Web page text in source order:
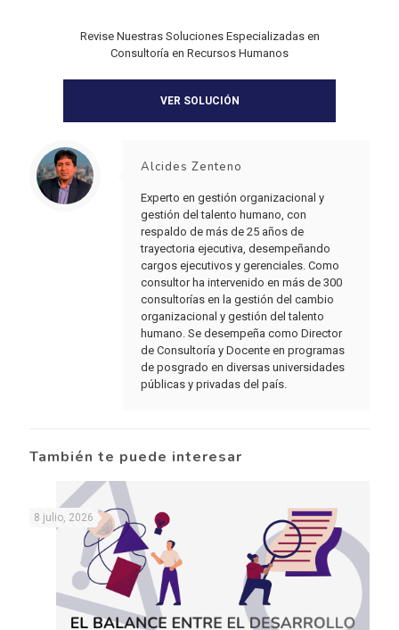
Revise Nuestras Soluciones Especializadas en
Consultoría en Recursos Humanos
VER SOLUCIÓN
Alcides Zenteno
Experto en gestión organizacional y
gestión del talento humano, con
respaldo de más de 25 años de
trayectoria ejecutiva, desempeñando
cargos ejecutivos y gerenciales. Como
consultor ha intervenido en más de 300
consultorías en la gestión del cambio
organizacional y gestión del talento
humano. Se desempeña como Director
de Consultoría y Docente en programas
de posgrado en diversas universidades
públicas y privadas del país.
También te puede interesar
8 julio, 2026